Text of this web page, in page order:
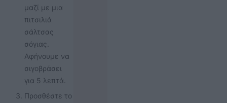
μαζί με μια
πιτσιλιά
σάλτσας
σόγιας.
Αφήνουμε να
σιγοβράσει
για 5 λεπτά.
Προσθέστε το